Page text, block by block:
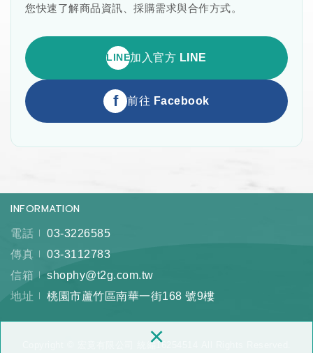
×
您快速了解商品資訊、採購需求與合作方式。
LINE加入官方 LINE
f 前往 Facebook
INFORMATION
電話
03-3226585
傳真
03-3112783
信箱
shophy@t2g.com.tw
地址
桃園市蘆竹區南華一街168 號9樓
Copyright © 宏竟有限公司 統編16254514 All Rights Reserved.